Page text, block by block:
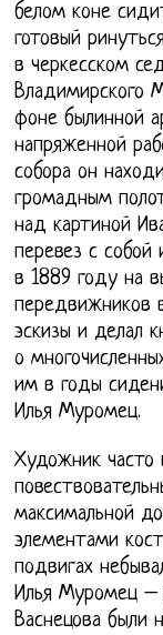
белом коне
готовый
в черкесском
Владимирского
фоне былинной
напряженной
собора он
громадным
над картиной
перевез с
в 1889 году на
передвижников
эскизы и делал
о
им в годы
Илья Муромец.
Художник
максимальной
элементами
подвигах
Илья Муромец –
Васнецова были